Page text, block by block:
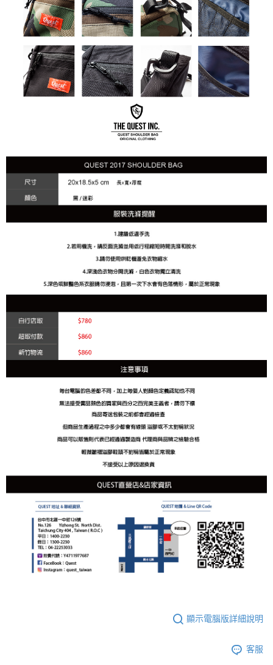
顯示電腦版詳細說明
客服